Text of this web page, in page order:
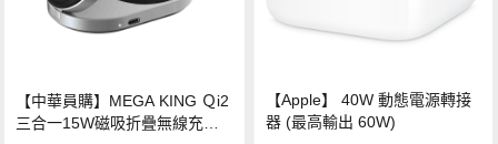
【中華員購】MEGA KING Ｑi2
三合一15W磁吸折疊無線充電
【Apple】 40W 動態電源轉接
器 (最高輸出 60W)